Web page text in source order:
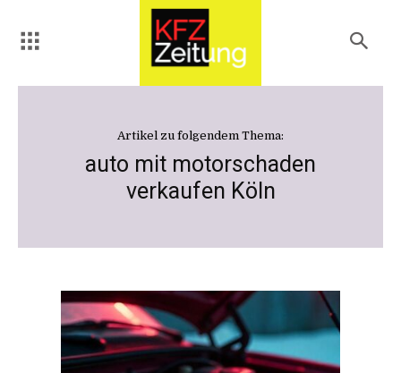
Artikel zu folgendem Thema:
auto mit motorschaden
verkaufen Köln